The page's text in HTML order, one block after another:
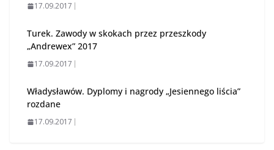
17.09.2017
Turek. Zawody w skokach przez przeszkody
„Andrewex” 2017
17.09.2017
Władysławów. Dyplomy i nagrody „Jesiennego liścia”
rozdane
17.09.2017